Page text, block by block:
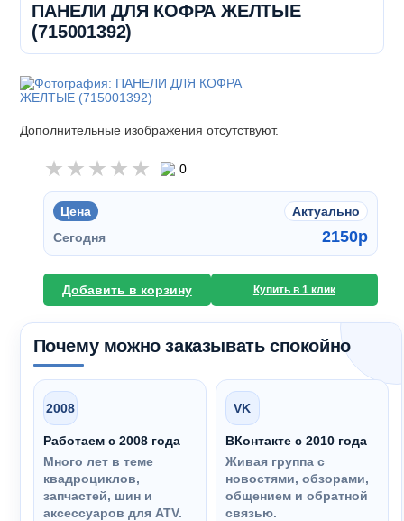
ПАНЕЛИ ДЛЯ КОФРА ЖЕЛТЫЕ
(715001392)
Дополнительные изображения отсутствуют.
0
Цена
Актуально
Сегодня
2150p
Добавить в корзину Купить в 1 клик
Почему можно заказывать спокойно
2008
Работаем с 2008 года
Много лет в теме
квадроциклов,
запчастей, шин и
аксессуаров для ATV.
VK
ВКонтакте с 2010 года
Живая группа с
новостями, обзорами,
общением и обратной
связью.